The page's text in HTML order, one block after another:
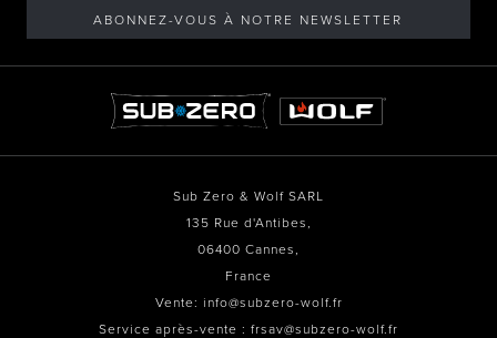
ABONNEZ-VOUS À NOTRE NEWSLETTER
Sub Zero & Wolf SARL
135 Rue d'Antibes,
06400 Cannes,
France
Vente: info@subzero-wolf.fr
Service après-vente : frsav@subzero-wolf.fr